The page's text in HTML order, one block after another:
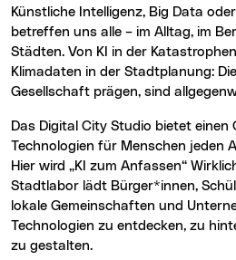
Künstliche Intelligenz, Big Data
betreffen uns alle – im Alltag, im
Städten. Von KI in der
Klimadaten in der Stadtplanung:
Gesellschaft prägen, sind
Das Digital City Studio bietet einen Ort, an dem diese
Technologien für Menschen jeden
Hier wird „KI zum Anfassen“
Stadtlabor lädt Bürger*innen,
lokale Gemeinschaften und
Technologien zu entdecken, zu
zu gestalten.